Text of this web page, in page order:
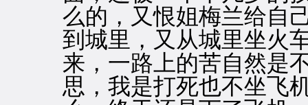
么的，又恨姐梅兰给自
到城里，又从城里坐火
来，一路上的苦自然是
思，我是打死也不坐飞